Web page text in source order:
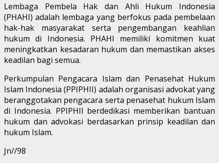
Lembaga Pembela Hak dan Ahli Hukum Indonesia
(PHAHI) adalah lembaga yang berfokus pada pembelaan
hak-hak masyarakat serta pengembangan keahlian
hukum di Indonesia. PHAHI memiliki komitmen kuat
meningkatkan kesadaran hukum dan memastikan akses
keadilan bagi semua.
Perkumpulan Pengacara Islam dan Penasehat Hukum
Islam Indonesia (PPIPHII) adalah organisasi advokat yang
beranggotakan pengacara serta penasehat hukum Islam
di Indonesia. PPIPHII berdedikasi memberikan bantuan
hukum dan advokasi berdasarkan prinsip keadilan dan
hukum Islam.
Jn//98